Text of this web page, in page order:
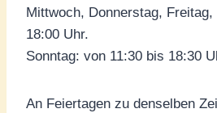
Mittwoch, Donnerstag,
18:00 Uhr.
Sonntag: von 11:30 bis 18:30
An Feiertagen zu denselben